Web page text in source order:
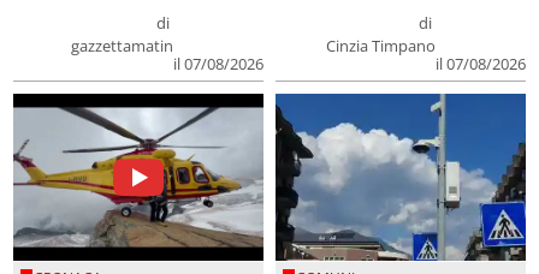
di
gazzettamatin
il 07/08/2026
di
Cinzia Timpano
il 07/08/2026